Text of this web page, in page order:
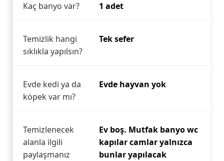
Kaç banyo var? 1 adet
Temizlik hangi
sıklıkla yapılsın?
Tek sefer
Evde kedi ya da
köpek var mı?
Evde hayvan yok
Temizlenecek
alanla ilgili
paylaşmanız
Ev boş. Mutfak banyo wc
kapılar camlar yalnızca
bunlar yapılacak